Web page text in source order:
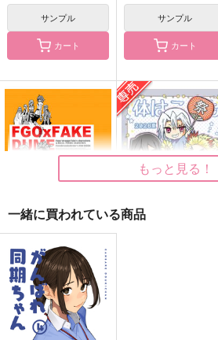
★あにあね
LEMONIST
787円（税込）
虎杖悠仁×脹相
30日後に戻る義勇３
m-work
770円（税込）
冨岡義勇
サンプル
サンプル
カート
サンプル
カート
FGO/FAKE DUME
TOKIMOOON
495 円（税込）
Fate/Grand Order オー
ルキャラ
もっと見る！
一緒に買われている商品